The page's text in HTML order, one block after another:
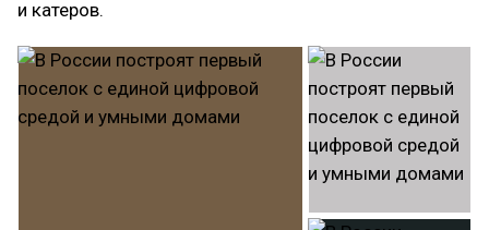
и катеров.